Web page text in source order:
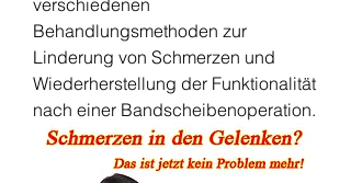
verschiedenen
Behandlungsmethoden zur
Linderung von Schmerzen und
Wiederherstellung der Funktionalität
nach einer Bandscheibenoperation.